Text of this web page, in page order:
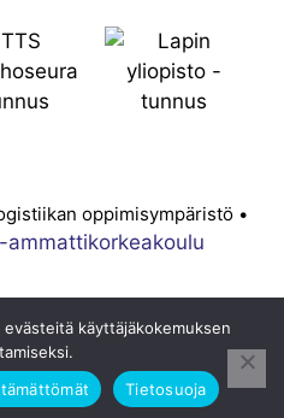
oppimisympäristö •
ammattikorkeakoulu
käyttäjäkokemuksen
Tietosuoja